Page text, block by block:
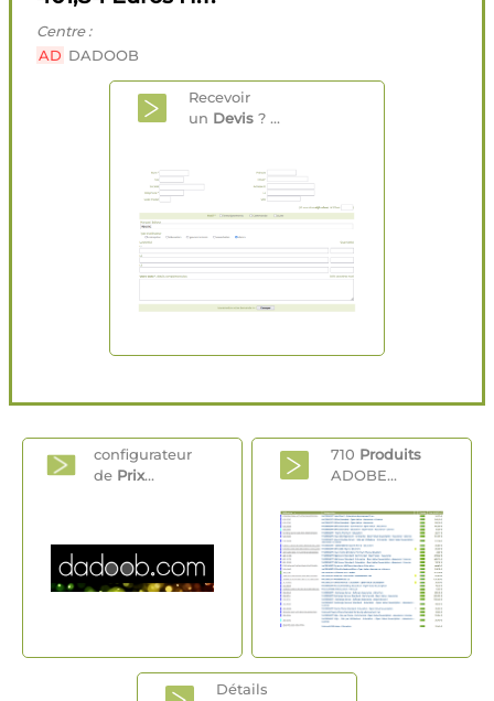
Centre :
AD DADOOB
Recevoir
un Devis ? ...
configurateur
de Prix...
710 Produits
ADOBE...
Détails